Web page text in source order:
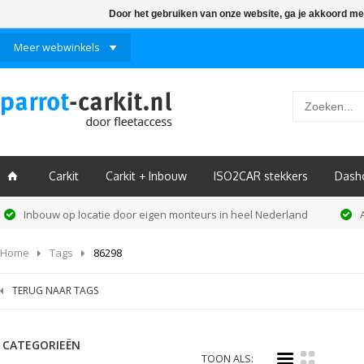
Meer webwinkels
ï Carkit Carkit + Inbouw ISO2CAR stekkers
Inbouw op locatie door eigen monteurs in heel Nederland
Home Tags 86298
TERUG NAAR TAGS
CATEGORIEËN
TOON ALS: i k
Door het gebruiken van onze website, ga je akkoord